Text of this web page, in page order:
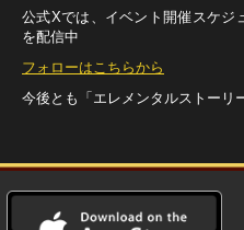
公式Xでは、イベント開催スケジ
を配信中
フォローはこちらから
今後とも「エレメンタルストーリ